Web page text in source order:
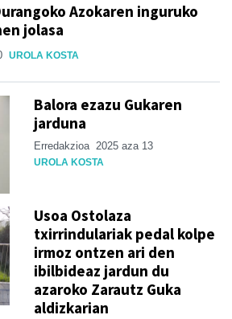
Azokaren inguruko
jolasa
UROLA KOSTA
Balora ezazu Gukaren
jarduna
Erredakzioa 2025 aza 13
UROLA KOSTA
Usoa Ostolaza
txirrindulariak pedal kolpe
irmoz ontzen ari den
ibilbideaz jardun du
azaroko Zarautz Guka
aldizkarian